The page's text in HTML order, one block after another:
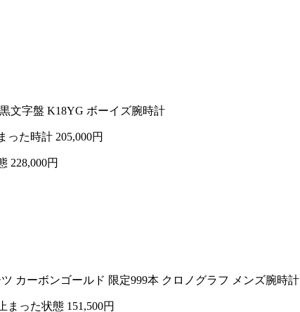
文字盤 K18YG ボーイズ腕時計
った時計 205,000円
228,000円
カーボンゴールド 限定999本 クロノグラフ メンズ腕時計
まった状態 151,500円